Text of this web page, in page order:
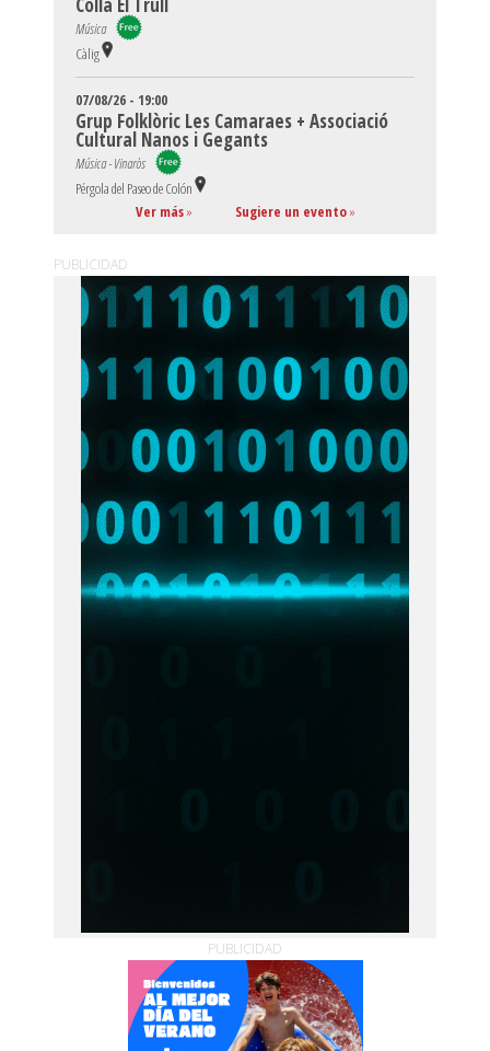
Música
Càlig
07/08/26 - 19:00
Grup Folklòric Les Camaraes + Associació
Cultural Nanos i Gegants
Música - Vinaròs
Pérgola del Paseo de Colón
Ver más» Sugiere un evento»
PUBLICIDAD
PUBLICIDAD